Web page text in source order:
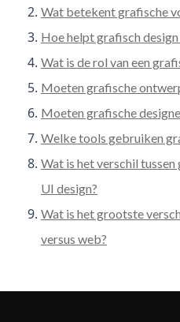
Wat betekent grafische
Hoe helpt grafisch
Wat is de rol van een
Moeten grafische
Moeten grafische
Welke tools gebruiken
Wat is het verschil tussen
UI design?
Wat is het grootste
versus web?